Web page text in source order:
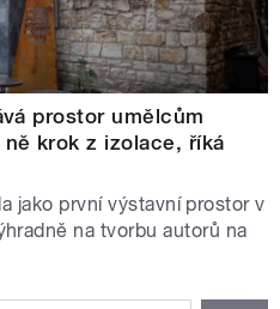
prostor umělcům
krok z izolace, říká
jako první výstavní prostor v
na tvorbu autorů na